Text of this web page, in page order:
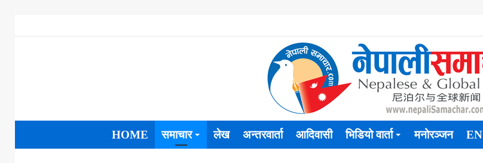
HOME समाचार लेख अन्तरवार्ता आदिवासी भिडियो वार्ता मनोरञ्जन